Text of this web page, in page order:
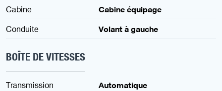
Cabine
Cabine équipage
Conduite
Volant à gauche
BOÎTE DE VITESSES
Transmission
Automatique